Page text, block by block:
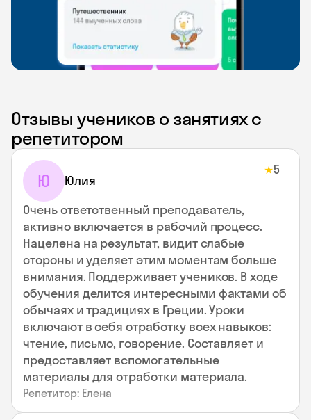
Отзывы учеников о занятиях с
репетитором
Ю Юлия
★5
Очень ответственный преподаватель,
активно включается в рабочий процесс.
Нацелена на результат, видит слабые
стороны и уделяет этим моментам больше
внимания. Поддерживает учеников. В ходе
обучения делится интересными фактами об
обычаях и традициях в Греции. Уроки
включают в себя отработку всех навыков:
чтение, письмо, говорение. Составляет и
предоставляет вспомогательные
материалы для отработки материала.
Репетитор: Елена